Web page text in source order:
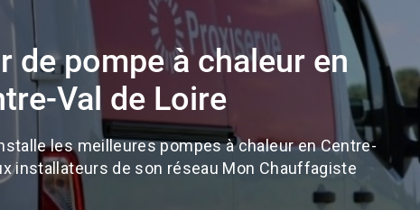
de pompe à chaleur en
Val de Loire
les meilleures pompes à chaleur en Centre-
installateurs de son réseau Mon Chauffagiste